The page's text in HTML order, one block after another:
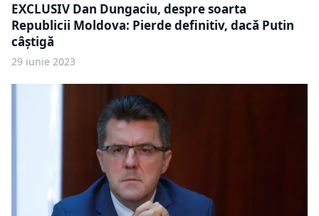
EXCLUSIV Dan Dungaciu, despre soarta
Republicii Moldova: Pierde definitiv, dacă Putin
câștigă
29 iunie 2023